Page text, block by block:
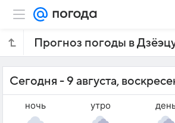
Прогноз погоды в
Сегодня - 9 августа,
ночь утро